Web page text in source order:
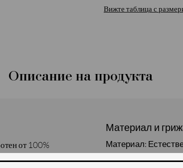
Вижте таблица с
Описание на продукта
от 100%
Материал и
Материал: